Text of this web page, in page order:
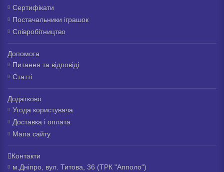
Сертифікати
Постачальники іграшок
Співробітництво
Допомога
Питання та відповіді
Статті
Додатково
Угода користувача
Доставка і оплата
Мапа сайту
Контакти
м.Дніпро, вул. Титова, 36 (ТРК "Апполо")